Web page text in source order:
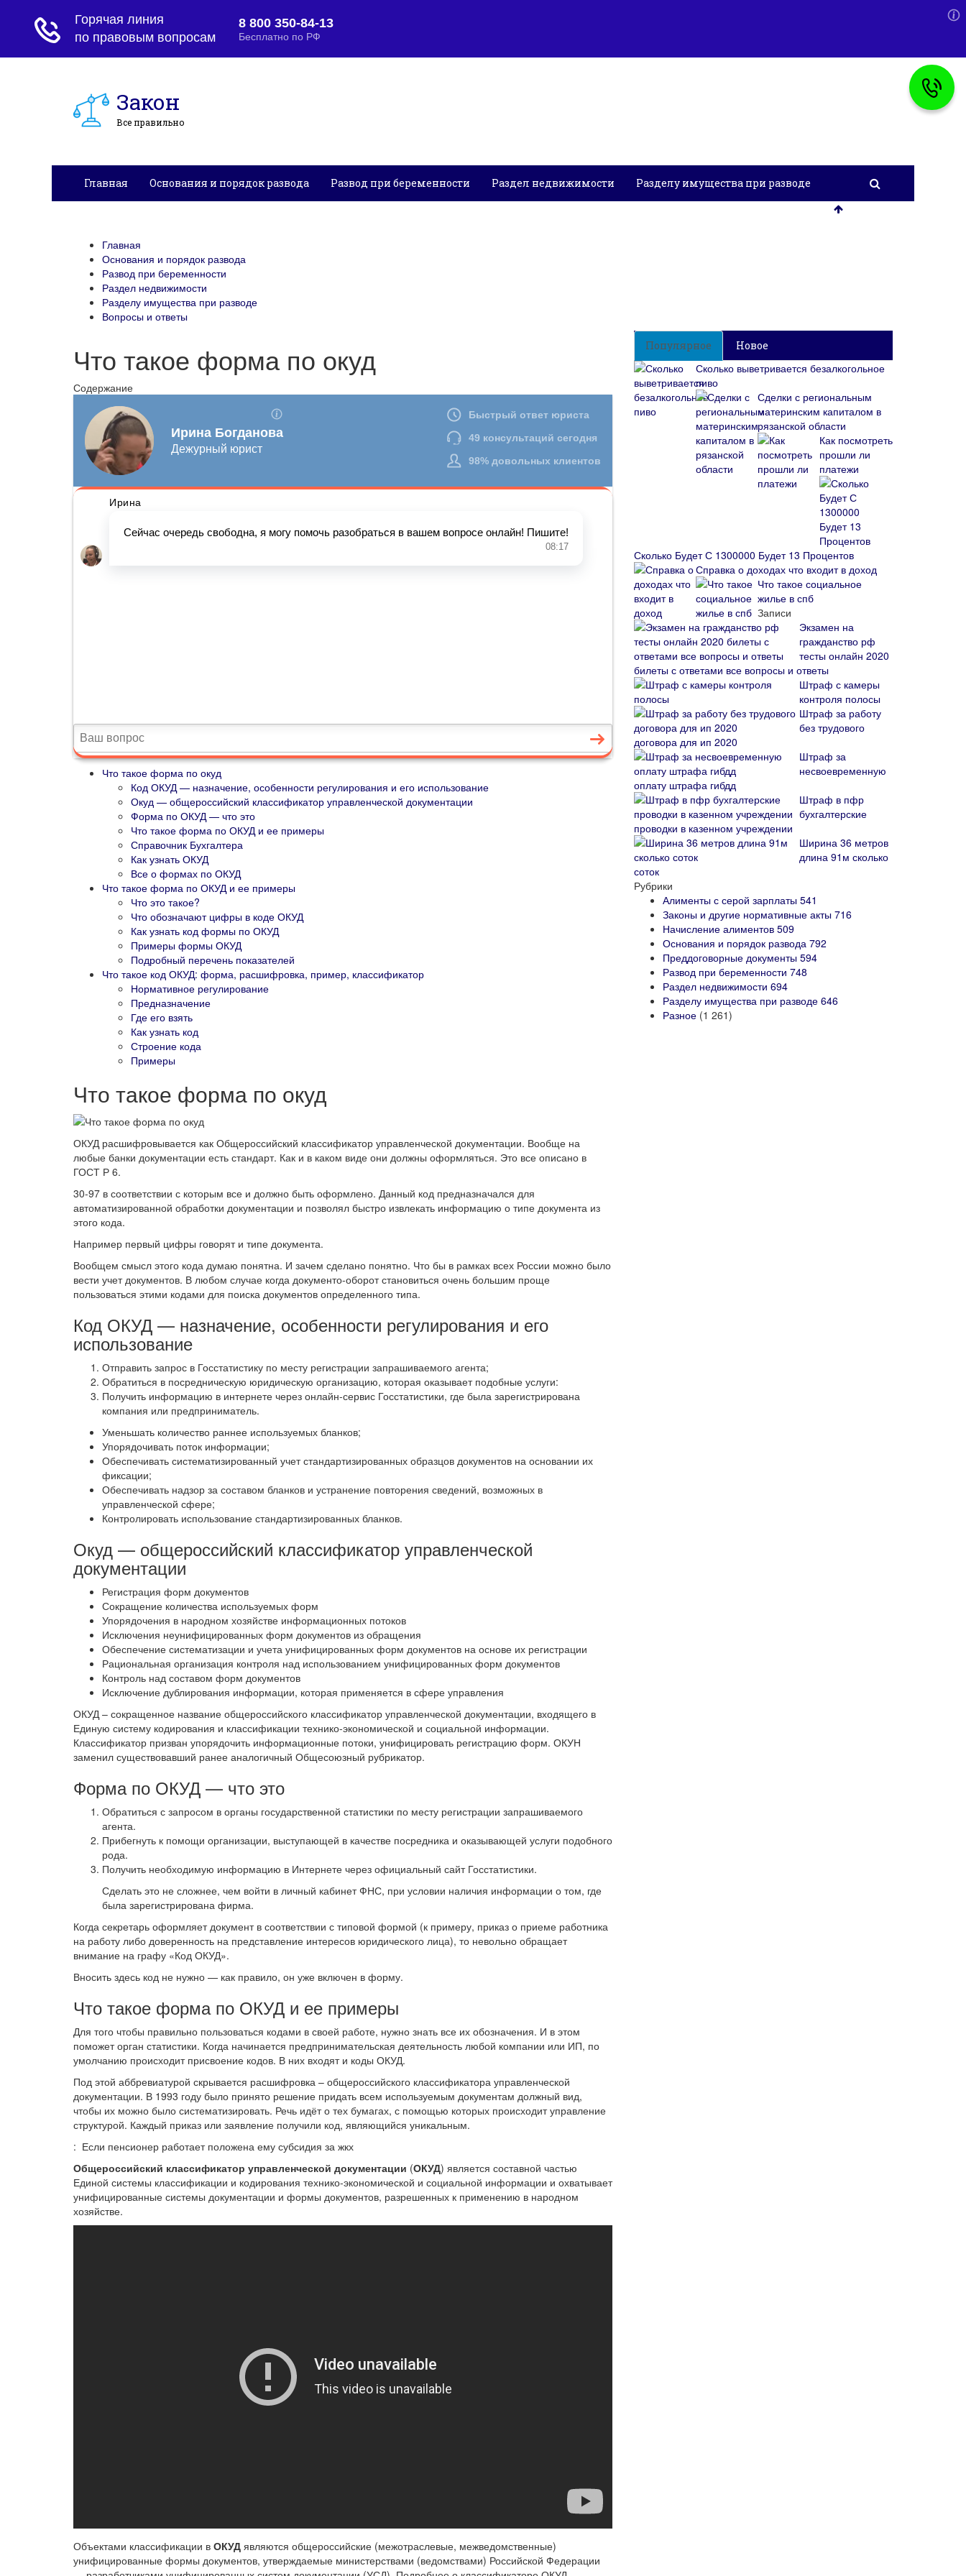
Закон
Все правильно
Главная Основания и порядок развода Развод при беременности Раздел недвижимости Разделу имущества при разводе
Главная
Основания и порядок развода
Развод при беременности
Раздел недвижимости
Разделу имущества при разводе
Вопросы и ответы
Что такое форма по окуд
Содержание
Что такое форма по окуд
Код ОКУД — назначение, особенности регулирования и его использование
Окуд — общероссийский классификатор управленческой документации
Форма по ОКУД — что это
Что такое форма по ОКУД и ее примеры
Справочник Бухгалтера
Как узнать ОКУД
Все о формах по ОКУД
Что такое форма по ОКУД и ее примеры
Что это такое?
Что обозначают цифры в коде ОКУД
Как узнать код формы по ОКУД
Примеры формы ОКУД
Подробный перечень показателей
Что такое код ОКУД: форма, расшифровка, пример, классификатор
Нормативное регулирование
Предназначение
Где его взять
Как узнать код
Строение кода
Примеры
Что такое форма по окуд
ОКУД расшифровывается как Общероссийский классификатор управленческой документации. Вообще на
любые банки документации есть стандарт. Как и в каком виде они должны оформляться. Это все описано в
ГОСТ Р 6.
30-97 в соответствии с которым все и должно быть оформлено. Данный код предназначался для
автоматизированной обработки документации и позволял быстро извлекать информацию о типе документа из
этого кода.
Например первый цифры говорят и типе документа.
Вообщем смысл этого кода думаю понятна. И зачем сделано понятно. Что бы в рамках всех России можно было
вести учет документов. В любом случае когда документо-оборот становиться очень большим проще
пользоваться этими кодами для поиска документов определенного типа.
Код ОКУД — назначение, особенности регулирования и его
использование
Отправить запрос в Госстатистику по месту регистрации запрашиваемого агента;
Обратиться в посредническую юридическую организацию, которая оказывает подобные услуги:
Получить информацию в интернете через онлайн-сервис Госстатистики, где была зарегистрирована
компания или предприниматель.
Уменьшать количество раннее используемых бланков;
Упорядочивать поток информации;
Обеспечивать систематизированный учет стандартизированных образцов документов на основании их
фиксации;
Обеспечивать надзор за составом бланков и устранение повторения сведений, возможных в
управленческой сфере;
Контролировать использование стандартизированных бланков.
Окуд — общероссийский классификатор управленческой
документации
Регистрация форм документов
Сокращение количества используемых форм
Упорядочения в народном хозяйстве информационных потоков
Исключения неунифицированных форм документов из обращения
Обеспечение систематизации и учета унифицированных форм документов на основе их регистрации
Рациональная организация контроля над использованием унифицированных форм документов
Контроль над составом форм документов
Исключение дублирования информации, которая применяется в сфере управления
ОКУД – сокращенное название общероссийского классификатор управленческой документации, входящего в
Единую систему кодирования и классификации технико-экономической и социальной информации.
Классификатор призван упорядочить информационные потоки, унифицировать регистрацию форм. ОКУН
заменил существовавший ранее аналогичный Общесоюзный рубрикатор.
Форма по ОКУД — что это
Обратиться с запросом в органы государственной статистики по месту регистрации запрашиваемого
агента.
Прибегнуть к помощи организации, выступающей в качестве посредника и оказывающей услуги подобного
рода.
Получить необходимую информацию в Интернете через официальный сайт Госстатистики.
Сделать это не сложнее, чем войти в личный кабинет ФНС, при условии наличия информации о том, где
была зарегистрирована фирма.
Когда секретарь оформляет документ в соответствии с типовой формой (к примеру, приказ о приеме работника
на работу либо доверенность на представление интересов юридического лица), то невольно обращает
внимание на графу «Код ОКУД».
Вносить здесь код не нужно — как правило, он уже включен в форму.
Что такое форма по ОКУД и ее примеры
Для того чтобы правильно пользоваться кодами в своей работе, нужно знать все их обозначения. И в этом
поможет орган статистики. Когда начинается предпринимательская деятельность любой компании или ИП, по
умолчанию происходит присвоение кодов. В них входят и коды ОКУД.
Под этой аббревиатурой скрывается расшифровка – общероссийского классификатора управленческой
документации. В 1993 году было принято решение придать всем используемым документам должный вид,
чтобы их можно было систематизировать. Речь идёт о тех бумагах, с помощью которых происходит управление
структурой. Каждый приказ или заявление получили код, являющийся уникальным.
: Если пенсионер работает положена ему субсидия за жкх
Общероссийский классификатор управленческой документации (ОКУД) является составной частью
Единой системы классификации и кодирования технико-экономической и социальной информации и охватывает
унифицированные системы документации и формы документов, разрешенных к применению в народном
хозяйстве.
Объектами классификации в ОКУД являются общероссийские (межотраслевые, межведомственные)
унифицированные формы документов, утверждаемые министерствами (ведомствами) Российской Федерации
Популярное Новое
Сколько выветривается безалкогольное
пиво
Сделки с региональным
материнским капиталом в
рязанской области
Как посмотреть
прошли ли
платежи
Сколько Будет С 1300000 Будет 13 Процентов
Справка о доходах что входит в доход
Что такое социальное
жилье в спб
Записи
Экзамен на
гражданство рф
тесты онлайн 2020
билеты с ответами все вопросы и ответы
Штраф с камеры
контроля полосы
Штраф за работу
без трудового
договора для ип 2020
Штраф за
несвоевременную
оплату штрафа гибдд
Штраф в пфр
бухгалтерские
проводки в казенном учреждении
Ширина 36 метров
длина 91м сколько
соток
Рубрики
Алименты с серой зарплаты 541
Законы и другие нормативные акты 716
Начисление алиментов 509
Основания и порядок развода 792
Преддоговорные документы 594
Развод при беременности 748
Раздел недвижимости 694
Разделу имущества при разводе 646
Разное (1 261)